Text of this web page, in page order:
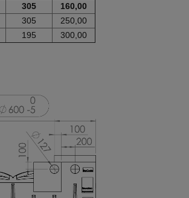
305
160,00
305
250,00
195 300,00